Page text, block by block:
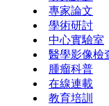
專家論文
學術研討
中心實驗室
醫學影像檢
腫瘤科普
在線連載
教育培訓